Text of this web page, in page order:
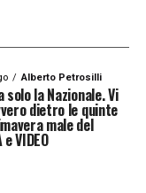
Alberto Petrosilli
la Nazionale. Vi
dietro le quinte
male del
VIDEO